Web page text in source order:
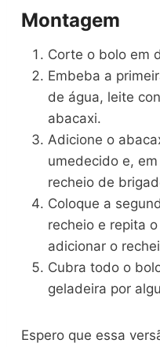
Montagem
Corte o bolo em
Embeba a
de água, leite
abacaxi.
Adicione o
umedecido e,
recheio de
Coloque a
recheio e repita
adicionar o
Cubra todo o
geladeira por
Espero que essa